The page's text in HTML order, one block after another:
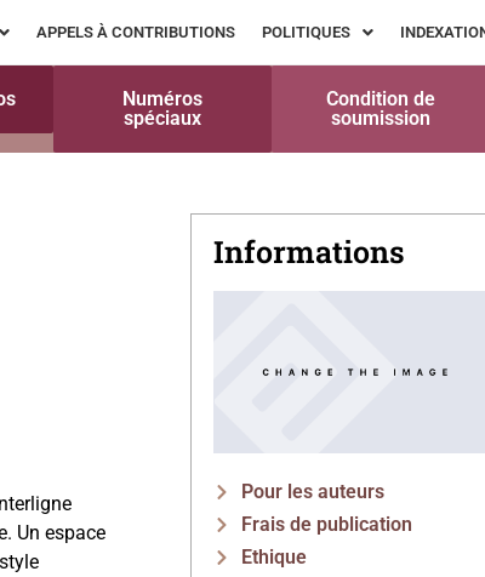
APPELS À CONTRIBUTIONS POLITIQUES
Numéros
spéciaux
Condition de
soumission
Un espace
Informations
Pour les auteurs
Frais de publication
Ethique